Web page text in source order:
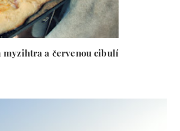
myzihtra a červenou cibulí